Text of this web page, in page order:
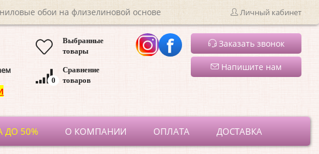
обои на флизелиновой основе Личный кабинет
Выбранные
товары
Сравнение
товаров
0
Заказать звонок
Напишите нам
ДО 50% О КОМПАНИИ ОПЛАТА ДОСТАВКА